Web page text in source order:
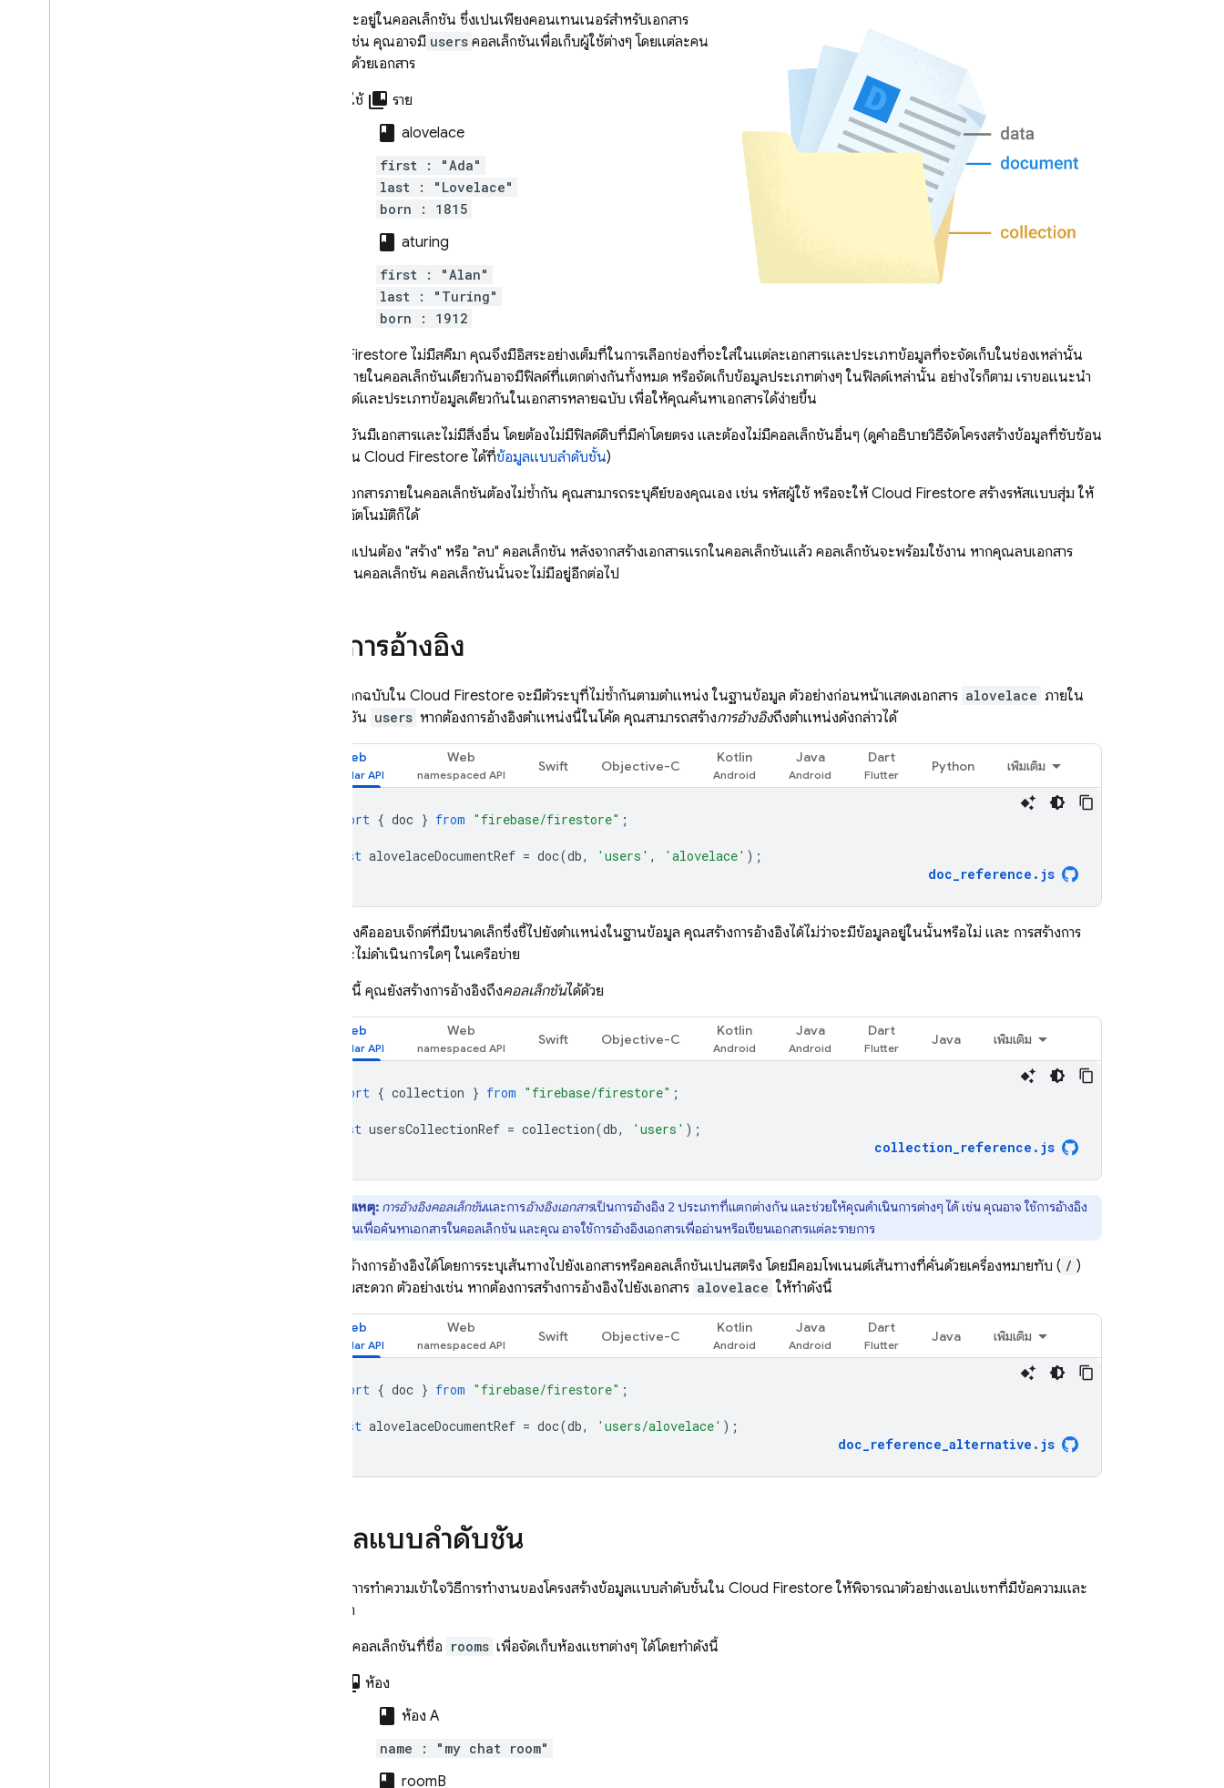
เอกสารจะอยู่ในคอลเล็กชัน ซึ่งเป็นเพียงคอนเทนเนอร์สำหรับเอกสาร
ตัวอย่างเช่น คุณอาจมี users คอลเล็กชันเพื่อเก็บผู้ใช้ต่างๆ โดยแต่ละคน
จะแสดงด้วยเอกสาร
ผู้ใช้ collections_bookmark ราย
class alovelace
first : "Ada"
last : "Lovelace"
born : 1815
class aturing
first : "Alan"
last : "Turing"
born : 1912
Cloud Firestore ไม่มีสคีมา คุณจึงมีอิสระอย่างเต็มที่ในการเลือกช่องที่จะใส่ในแต่ละเอกสารและประเภทข้อมูลที่จะจัดเก็บในช่องเหล่านั้น
เอกสารภายในคอลเล็กชันเดียวกันอาจมีฟิลด์ที่แตกต่างกันทั้งหมด หรือจัดเก็บข้อมูลประเภทต่างๆ ในฟิลด์เหล่านั้น อย่างไรก็ตาม เราขอแนะนำ
ให้ใช้ฟิลด์และประเภทข้อมูลเดียวกันในเอกสารหลายฉบับ เพื่อให้คุณค้นหาเอกสารได้ง่ายขึ้น
คอลเล็กชันมีเอกสารและไม่มีสิ่งอื่น โดยต้องไม่มีฟิลด์ดิบที่มีค่าโดยตรง และต้องไม่มีคอลเล็กชันอื่นๆ (ดูคำอธิบายวิธีจัดโครงสร้างข้อมูลที่ซับซ้อน
มากขึ้นใน Cloud Firestore ได้ที่ข้อมูลแบบลำดับชั้น)
ชื่อของเอกสารภายในคอลเล็กชันต้องไม่ซ้ำกัน คุณสามารถระบุคีย์ของคุณเอง เช่น รหัสผู้ใช้ หรือจะให้ Cloud Firestore สร้างรหัสแบบสุ่ม ให้
คุณโดยอัตโนมัติก็ได้
คุณไม่จำเป็นต้อง "สร้าง" หรือ "ลบ" คอลเล็กชัน หลังจากสร้างเอกสารแรกในคอลเล็กชันแล้ว คอลเล็กชันจะพร้อมใช้งาน หากคุณลบเอกสาร
ทั้งหมดในคอลเล็กชัน คอลเล็กชันนั้นจะไม่มีอยู่อีกต่อไป
รายการอ้างอิง
เอกสารทุกฉบับใน Cloud Firestore จะมีตัวระบุที่ไม่ซ้ำกันตามตำแหน่ง ในฐานข้อมูล ตัวอย่างก่อนหน้าแสดงเอกสาร alovelace ภายใน
คอลเล็กชัน users หากต้องการอ้างอิงตำแหน่งนี้ในโค้ด คุณสามารถสร้างการอ้างอิงถึงตำแหน่งดังกล่าวได้
Web Web
Swift Objective-C
Kotlin Java Dart
Python เพิ่มเติม
import { doc } from "firebase/firestore" ;
const alovelaceDocumentRef = doc(db, 'users' , 'alovelace' );
doc_reference . js
การอ้างอิงคือออบเจ็กต์ที่มีขนาดเล็กซึ่งชี้ไปยังตำแหน่งในฐานข้อมูล คุณสร้างการอ้างอิงได้ไม่ว่าจะมีข้อมูลอยู่ในนั้นหรือไม่ และ การสร้างการ
อ้างอิงจะไม่ดำเนินการใดๆ ในเครือข่าย
นอกจากนี้ คุณยังสร้างการอ้างอิงถึงคอลเล็กชันได้ด้วย
Web Web
Swift Objective-C
Kotlin Java Dart
Java เพิ่มเติม
import { collection } from "firebase/firestore" ;
const usersCollectionRef = collection(db, 'users' );
collection_reference . js
หมายเหตุ: การอ้างอิงคอลเล็กชันและการอ้างอิงเอกสารเป็นการอ้างอิง 2 ประเภทที่แตกต่างกัน และช่วยให้คุณดำเนินการต่างๆ ได้ เช่น คุณอาจ ใช้การอ้างอิง
คอลเล็กชันเพื่อค้นหาเอกสารในคอลเล็กชัน และคุณ อาจใช้การอ้างอิงเอกสารเพื่ออ่านหรือเขียนเอกสารแต่ละรายการ
คุณยังสร้างการอ้างอิงได้โดยการระบุเส้นทางไปยังเอกสารหรือคอลเล็กชันเป็นสตริง โดยมีคอมโพเนนต์เส้นทางที่คั่นด้วยเครื่องหมายทับ ( / )
เพื่อความสะดวก ตัวอย่างเช่น หากต้องการสร้างการอ้างอิงไปยังเอกสาร alovelace ให้ทำดังนี้
Web Web
Swift Objective-C
Kotlin Java Dart
Java เพิ่มเติม
import { doc } from "firebase/firestore" ;
const alovelaceDocumentRef = doc(db, 'users/alovelace' );
doc_reference_alternative . js
ข้อมูลแบบลำดับชั้น
หากต้องการทำความเข้าใจวิธีการทำงานของโครงสร้างข้อมูลแบบลำดับชั้นใน Cloud Firestore ให้พิจารณาตัวอย่างแอปแชทที่มีข้อความและ
ห้องแชท
คุณสร้างคอลเล็กชันที่ชื่อ rooms เพื่อจัดเก็บห้องแชทต่างๆ ได้โดยทำดังนี้
collections_bookmark ห้อง
class ห้อง A
name : "my chat room"
class roomB